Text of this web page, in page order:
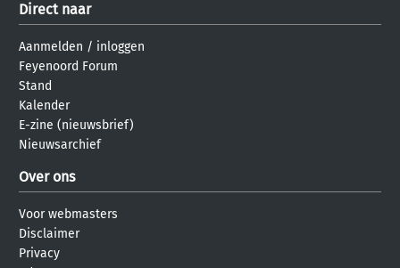
Direct naar
Aanmelden / inloggen
Feyenoord Forum
Stand
Kalender
E-zine (nieuwsbrief)
Nieuwsarchief
Over ons
Voor webmasters
Disclaimer
Privacy